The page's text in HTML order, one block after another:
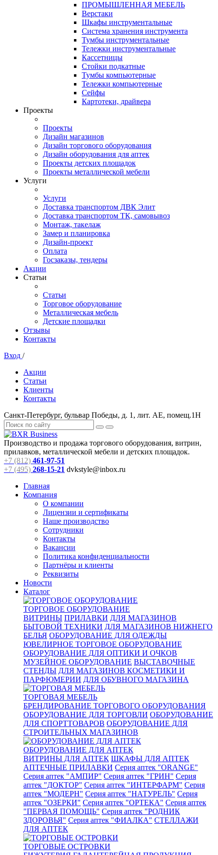
ПРОМЫШЛЕННАЯ МЕБЕЛЬ
Верстаки
Шкафы инструментальные
Система хранения инструмента
Тумбы инструментальные
Тележки инструментальные
Кассетницы
Стойки подкатные
Тумбы компьютерные
Тележки компьютерные
Сейфы
Картотеки, драйвера
Проекты
Проекты
Дизайн магазинов
Дизайн торгового оборудования
Дизайн оборудования для аптек
Проекты детских площадок
Проекты металлической мебели
Услуги
Услуги
Доставка транспортом ДВК Элит
Доставка транспортом ТК, самовывоз
Монтаж, такелаж
Замер и планировка
Дизайн-проект
Оплата
Госзаказы, тендеры
Акции
Статьи
Статьи
Торговое оборудование
Металлическая мебель
Детские площадки
Отзывы
Контакты
Вход /
Акции
Статьи
Клиенты
Контакты
Санкт-Петербург, бульвар Победы, д. 1, лит. АЕ, помещ.1Н
Производство и продажа торгового оборудования, витрин,
прилавков, металлической мебели и детских площадок.
+7 (812) 461-97-51
+7 (495) 268-15-21 dvkstyle@inbox.ru
Главная
Компания
О компании
Лицензии и сертификаты
Наше производство
Сотрудники
Контакты
Вакансии
Политика конфиденциальности
Партнёры и клиенты
Реквизиты
Новости
Каталог
ТОРГОВОЕ ОБОРУДОВАНИЕ
ВИТРИНЫ ПРИЛАВКИ ДЛЯ МАГАЗИНОВ
БЫТОВОЙ ТЕХНИКИ ДЛЯ МАГАЗИНОВ НИЖНЕГО
БЕЛЬЯ ОБОРУДОВАНИЕ ДЛЯ ОДЕЖДЫ
ЮВЕЛИРНОЕ ТОРГОВОЕ ОБОРУДОВАНИЕ
ОБОРУДОВАНИЕ ДЛЯ ОПТИКИ И ОЧКОВ
МУЗЕЙНОЕ ОБОРУДОВАНИЕ ВЫСТАВОЧНЫЕ
СТЕНДЫ ДЛЯ МАГАЗИНОВ КОСМЕТИКИ И
ПАРФЮМЕРИИ ДЛЯ ОБУВНОГО МАГАЗИНА
ТОРГОВАЯ МЕБЕЛЬ
БРЕНДИРОВАНИЕ ТОРГОВОГО ОБОРУДОВАНИЯ
ОБОРУДОВАНИЕ ДЛЯ ТОРГОВЛИ ОБОРУДОВАНИЕ
ДЛЯ СПОРТТОВАРОВ ОБОРУДОВАНИЕ ДЛЯ
СТРОИТЕЛЬНЫХ МАГАЗИНОВ
ОБОРУДОВАНИЕ ДЛЯ АПТЕК
ВИТРИНЫ ДЛЯ АПТЕК ШКАФЫ ДЛЯ АПТЕК
АПТЕЧНЫЕ ПРИЛАВКИ Серия аптек "ORANGE"
Серия аптек "АМПИР" Серия аптек "ГРИН" Серия
аптек "ДОКТОР" Серия аптек "ИНТЕРФАРМ" Серия
аптек "МОДЕРН" Серия аптек "НАТУРЕЛЬ" Серия
аптек "ОЗЕРКИ" Серия аптек "ОРТЕКА" Серия аптек
"ПЕРВАЯ ПОМОЩЬ" Серия аптек "РОДНИК
ЗДОРОВЬЯ" Серия аптек "ФИАЛКА" СТЕЛЛАЖИ
ДЛЯ АПТЕК
ТОРГОВЫЕ ОСТРОВКИ